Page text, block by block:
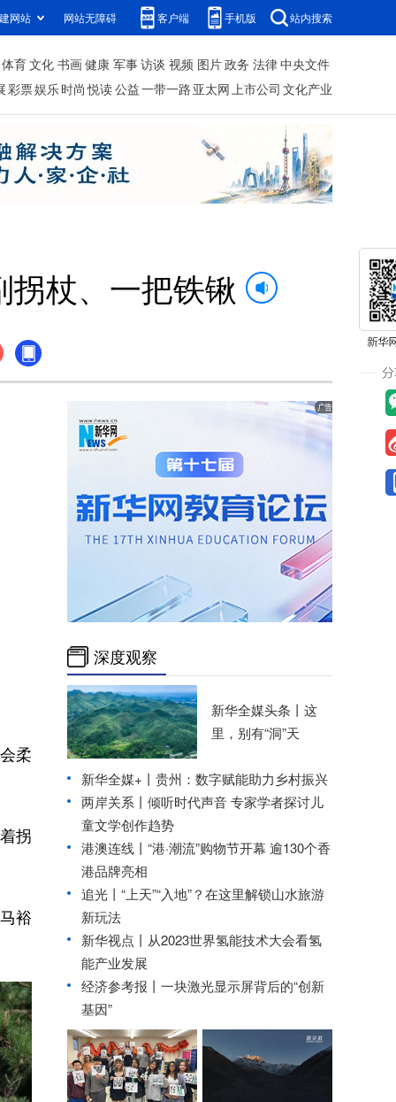
网站 网站无障碍 客户端 手机版 站内搜索
体育文化 书画健康 军事访谈 视频 图片政务 法律中央文件
彩票娱乐时尚 悦读公益一带一路 亚太网上市公司 文化产业
杖、一把铁锹
柔
拐
裕
深度观察
新华全媒头条丨 这
里，别有“洞”天
新华全媒+丨 贵州：数字赋能助力乡村振兴
两岸关系丨 倾听时代声音 专家学者探讨儿
童文学创作趋势
港澳连线丨 “港·潮流”购物节开幕 逾130个香
港品牌亮相
追光丨 “上天”“入地”？在这里解锁山水旅游
新玩法
新华视点丨 从2023世界氢能技术大会看氢
能产业发展
经济参考报丨 一块激光显示屏背后的“创新
基因”